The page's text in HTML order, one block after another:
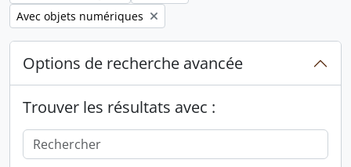
Remove filter:
Avec objets numériques
Options de recherche avancée
Trouver les résultats avec :